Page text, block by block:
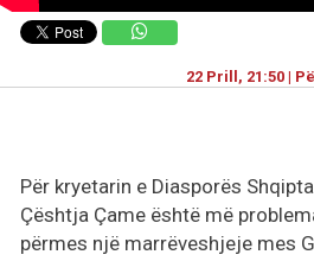
22 Prill, 21:50 |
Për kryetarin e Diasporës
Çështja Çame është më
përmes një marrëveshjeje mes